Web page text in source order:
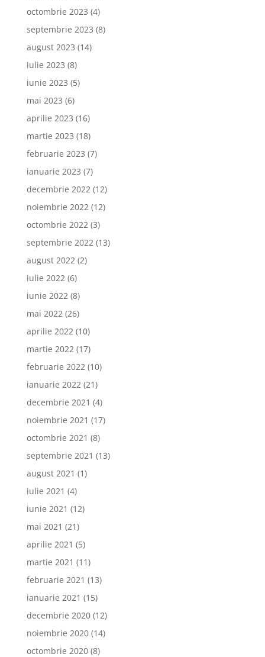
octombrie 2023 (4)
septembrie 2023 (8)
august 2023 (14)
iulie 2023 (8)
iunie 2023 (5)
mai 2023 (6)
aprilie 2023 (16)
martie 2023 (18)
februarie 2023 (7)
ianuarie 2023 (7)
decembrie 2022(12)
noiembrie 2022(12)
octombrie 2022(3)
septembrie 2022(13)
august 2022(2)
iulie 2022(6)
iunie 2022(8)
mai 2022(26)
aprilie 2022(10)
martie 2022(17)
februarie 2022(10)
ianuarie 2022(21)
decembrie 2021 (4)
noiembrie 2021 (17)
octombrie 2021 (8)
septembrie 2021 (13)
august 2021 (1)
iulie 2021 (4)
iunie 2021 (12)
mai 2021 (21)
aprilie 2021 (5)
martie 2021 (11)
februarie 2021 (13)
ianuarie 2021 (15)
decembrie 2020(12)
noiembrie 2020(14)
octombrie 2020(8)